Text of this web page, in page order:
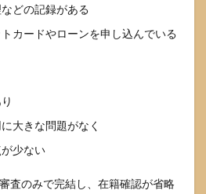
どの記録がある
カードやローンを申し込んでいる
大きな問題がなく
少ない
査のみで完結し、在籍確認が省略